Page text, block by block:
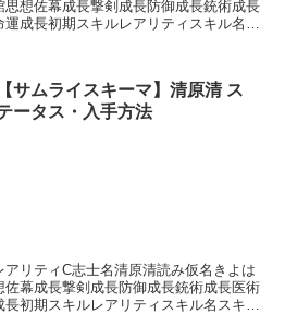
想佐幕成長撃剣成長防御成長銃術成長
成長初期スキルレアリティスキル名ス
【サムライスキーマ】清原清 ス
ータス・入手方法
リティC志士名清原清読み仮名きよは
幕成長撃剣成長防御成長銃術成長医術
初期スキルレアリティスキル名スキル